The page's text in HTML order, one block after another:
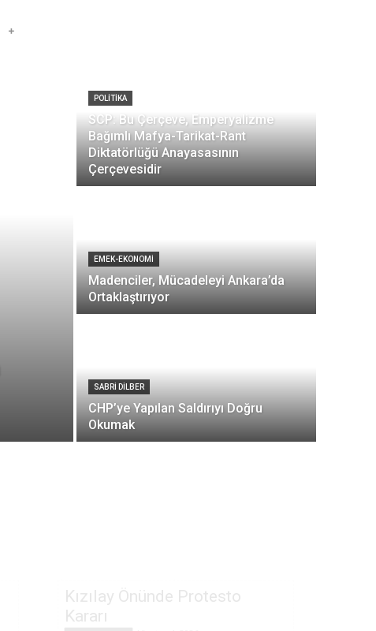
POLITIKA
SCP: Bu Çerçeve, Emperyalizme
Bağımlı Mafya-Tarikat-Rant
Diktatörlüğü Anayasasının
Çerçevesidir
EMEK-EKONOMI
Madenciler, Mücadeleyi Ankara’da
Ortaklaştırıyor
SABRI DILBER
CHP’ye Yapılan Saldırıyı Doğru
Okumak
Kızılay Önünde Protesto
Kararı